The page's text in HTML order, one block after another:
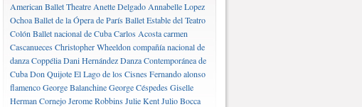
American Ballet Theatre Anette Delgado Annabelle Lopez
OchoaBallet de la Ópera de ParísBallet Estable del Teatro
Colón Ballet nacional de CubaCarlos Acostacarmen
CascanuecesChristopher Wheeldon compañía nacional de
danzaCoppéliaDani HernándezDanza Contemporánea de
CubaDon QuijoteEl Lago de los CisnesFernando alonso
flamencoGeorge BalanchineGeorge CéspedesGiselle
Herman CornejoJerome RobbinsJulie KentJulio Bocca